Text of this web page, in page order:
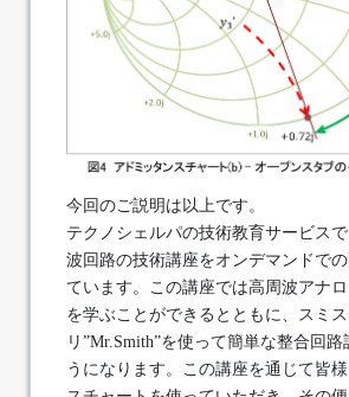
今回のご説明は以上です。
テクノシェルパの技術教育サービス
波回路の技術講座をオンデマンドで
ています。この講座では高周波アナ
を学ぶことができるとともに、スミ
リ”Mr.Smith”を使って簡単な整合回路
うになります。この講座を通じて皆